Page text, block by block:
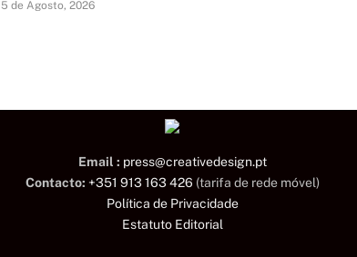
5 de Agosto, 2026
Email : press@creativedesign.pt
Contacto: +351 913 163 426 (tarifa de rede móvel)
Política de Privacidade
Estatuto Editorial